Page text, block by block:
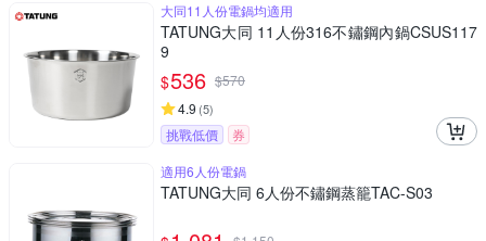
大同11人份電鍋均適用
TATUNG大同 11人份316不鏽鋼內鍋CSUS117
9
$536 $570
4.9 (5)
挑戰低價
券
適用6人份電鍋
TATUNG大同 6人份不鏽鋼蒸籠TAC-S03